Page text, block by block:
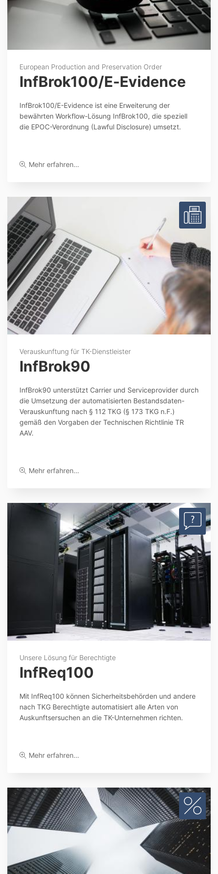
European Production and Preservation Order
InfBrok100/​E‑Evidence
InfBrok100/E-Evidence ist eine Erweiterung der
bewährten Workflow-Lösung InfBrok100, die speziell
die EPOC-Verordnung (Lawful Disclosure) umsetzt.
Mehr erfahren…
Verauskunftung für TK-Dienstleister
InfBrok90
InfBrok90 unterstützt Carrier und Serviceprovider durch
die Umsetzung der automatisierten Bestandsdaten-
Verauskunftung nach § 112 TKG (§ 173 TKG n.F.)
gemäß den Vorgaben der Technischen Richtlinie TR
AAV.
Mehr erfahren…
Unsere Lösung für Berechtigte
InfReq100
Mit InfReq100 können Sicherheitsbehörden und andere
nach TKG Berechtigte automatisiert alle Arten von
Auskunftsersuchen an die TK-Unternehmen richten.
Mehr erfahren…